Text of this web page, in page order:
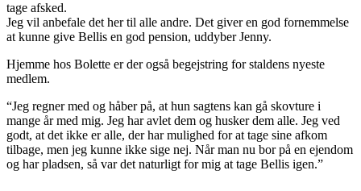
tage afsked.
Jeg vil anbefale det her til alle andre. Det giver en god fornemmelse
at kunne give Bellis en god pension, uddyber Jenny.
Hjemme hos Bolette er der også begejstring for staldens nyeste
medlem.
“Jeg regner med og håber på, at hun sagtens kan gå skovture i
mange år med mig. Jeg har avlet dem og husker dem alle. Jeg ved
godt, at det ikke er alle, der har mulighed for at tage sine afkom
tilbage, men jeg kunne ikke sige nej. Når man nu bor på en ejendom
og har pladsen, så var det naturligt for mig at tage Bellis igen.”